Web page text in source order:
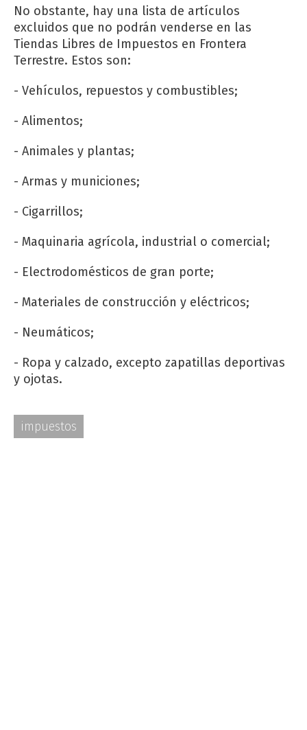
No obstante, hay una lista de artículos
excluidos que no podrán venderse en las
Tiendas Libres de Impuestos en Frontera
Terrestre. Estos son:
- Vehículos, repuestos y combustibles;
- Alimentos;
- Animales y plantas;
- Armas y municiones;
- Cigarrillos;
- Maquinaria agrícola, industrial o comercial;
- Electrodomésticos de gran porte;
- Materiales de construcción y eléctricos;
- Neumáticos;
- Ropa y calzado, excepto zapatillas deportivas
y ojotas.
impuestos